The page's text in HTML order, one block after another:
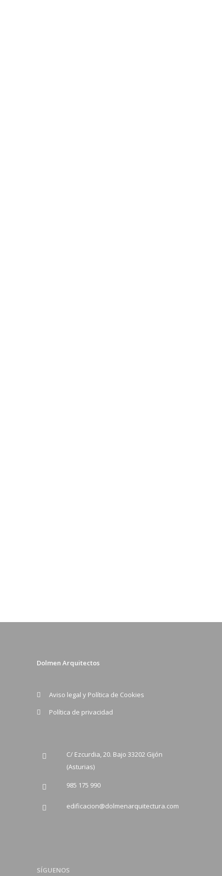
Dolmen Arquitectos
Aviso legal y Política de Cookies
Política de privacidad
C/ Ezcurdia, 20. Bajo 33202 Gijón
(Asturias)
985 175 990
edificacion@dolmenarquitectura.com
SÍGUENOS